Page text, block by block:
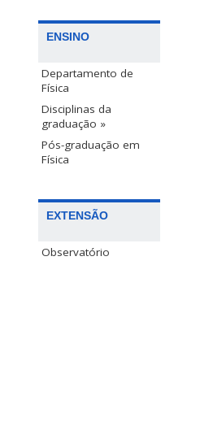
ENSINO
Departamento de
Física
Disciplinas da
graduação »
Pós-graduação em
Física
EXTENSÃO
Observatório